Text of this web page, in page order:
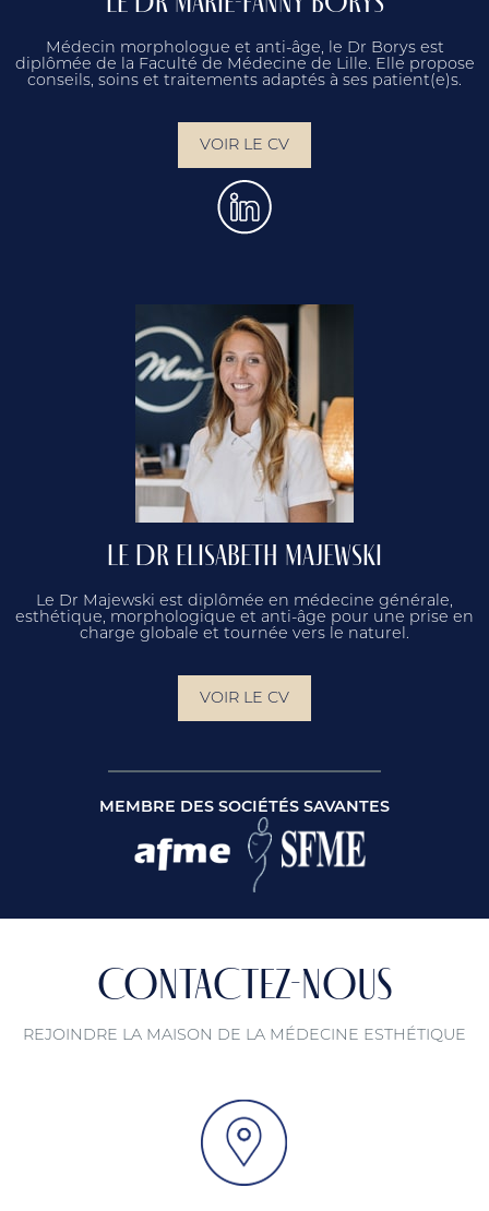
Médecin morphologue et anti-âge, le Dr Borys est
diplômée de la Faculté de Médecine de Lille. Elle propose
conseils, soins et traitements adaptés à ses patient(e)s.
VOIR LE CV
LE DR ELISABETH MAJEWSKI
Le Dr Majewski est diplômée en médecine générale,
esthétique, morphologique et anti-âge pour une prise en
charge globale et tournée vers le naturel.
VOIR LE CV
MEMBRE DES SOCIÉTÉS SAVANTES
CONTACTEZ-NOUS
REJOINDRE LA MAISON DE LA MÉDECINE ESTHÉTIQUE